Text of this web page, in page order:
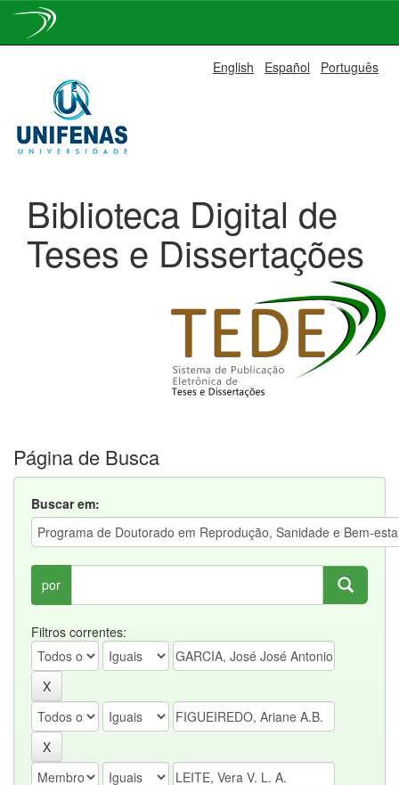
navigation
English Español Português
Biblioteca Digital de
Teses e Dissertações
Página de Busca
Buscar em:
por
Filtros correntes: